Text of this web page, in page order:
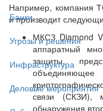
Банки
Угрозы и решения
Инфраструктура
Деловые мероприятия
Например, компания
и производит
МКСЗ Diamond
аппаратный
защиты,
связи (СКЗИ),
обнаружения